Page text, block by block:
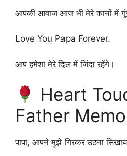
आपकी आवाज आज भी मेरे कानों में
Love You Papa Forever.
आप हमेशा मेरे दिल में जिंदा रहेंगे।
Heart
Father
पापा, आपने मुझे गिरकर उठना